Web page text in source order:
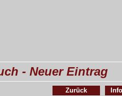
- Neuer Eintrag
Zurück